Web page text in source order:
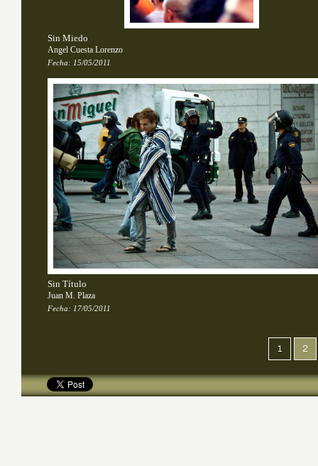
Sin Miedo
Angel Cuesta Lorenzo
Fecha: 15/05/2011
Sin Título
Juan M. Plaza
Fecha: 17/05/2011